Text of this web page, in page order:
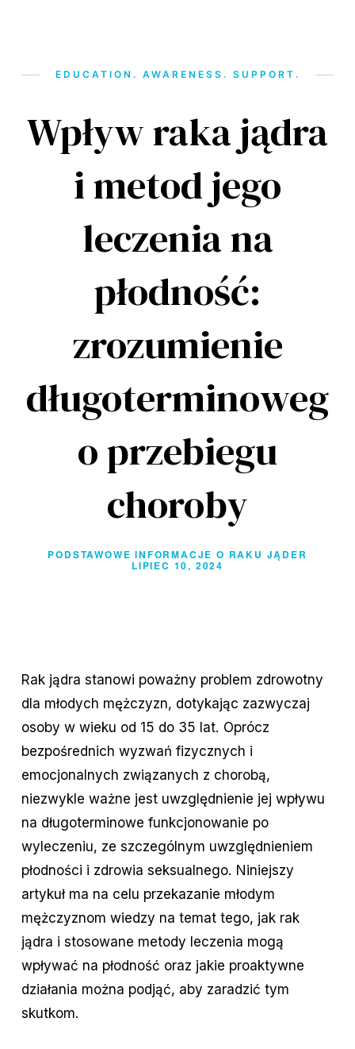
EDUCATION. AWARENESS. SUPPORT.
Wpływ raka jądra
i metod jego
leczenia na
płodność:
zrozumienie
długoterminoweg
o przebiegu
choroby
PODSTAWOWE INFORMACJE O RAKU JĄDER
LIPIEC 10, 2024
Rak jądra stanowi poważny problem zdrowotny
dla młodych mężczyzn, dotykając zazwyczaj
osoby w wieku od 15 do 35 lat. Oprócz
bezpośrednich wyzwań fizycznych i
emocjonalnych związanych z chorobą,
niezwykle ważne jest uwzględnienie jej wpływu
na długoterminowe funkcjonowanie po
wyleczeniu, ze szczególnym uwzględnieniem
płodności i zdrowia seksualnego. Niniejszy
artykuł ma na celu przekazanie młodym
mężczyznom wiedzy na temat tego, jak rak
jądra i stosowane metody leczenia mogą
wpływać na płodność oraz jakie proaktywne
działania można podjąć, aby zaradzić tym
skutkom.